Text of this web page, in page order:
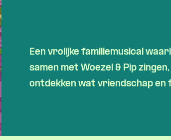
Een vrolijke familiemusical
samen met Woezel & Pip
ontdekken wat vriendschap en